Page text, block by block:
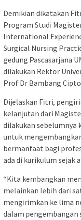
Demikian dikatakan
Program Studi
International
Surgical Nursing
gedung Pascasarjana
dilakukan Rektor
Prof Dr Bambang Cipto
Dijelaskan Fitri,
kelanjutan dari
dilakukan sebelumnya
untuk
bermanfaat bagi
ada di kurikulum sejak
“Kita kembangkan
melainkan lebih dari
mengirimkan ke lima
dalam pengembangan